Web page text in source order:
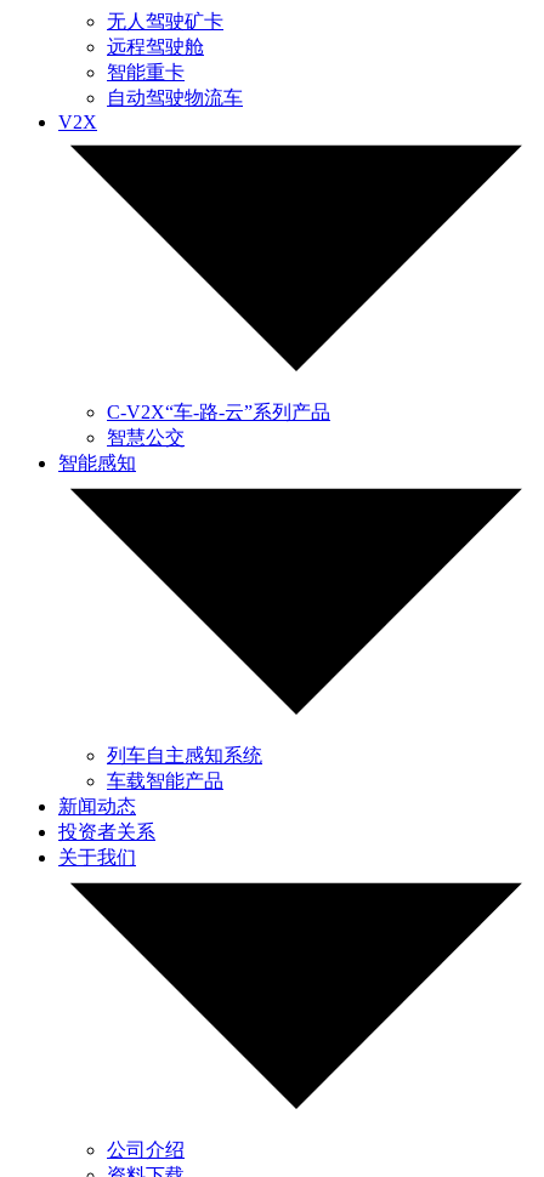
无人驾驶矿卡
远程驾驶舱
智能重卡
自动驾驶物流车
V2X
C-V2X“车-路-云”系列产品
智慧公交
智能感知
列车自主感知系统
车载智能产品
新闻动态
投资者关系
关于我们
公司介绍